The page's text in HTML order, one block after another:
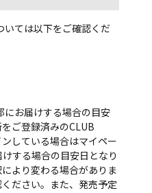
ては以下をご確認くだ
お届けする場合の目安
ご登録済みのCLUB
している場合はマイペー
する場合の目安日となり
より変わる場合がありま
ださい。また、発売予定